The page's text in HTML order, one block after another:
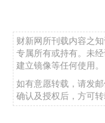
财新网所刊载内容之
专属所有或持有。未
建立镜像等任何使用。
如有意愿转载，请发
确认及授权后，方可转